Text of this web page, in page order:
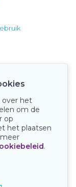
over het
om de
op
het plaatsen
.